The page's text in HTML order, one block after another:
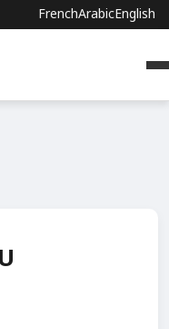
FrenchArabicEnglish